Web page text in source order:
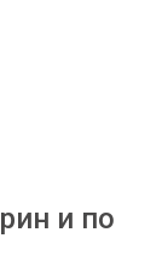
и по